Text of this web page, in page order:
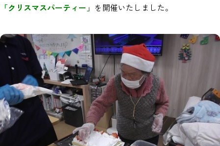
「クリスマスパーティー」 を開催いたしました。